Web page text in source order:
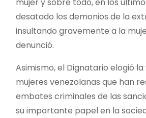
desatado los demonios de la
insultando gravemente a la
denunció.
Asimismo, el Dignatario elogió
mujeres venezolanas que han
embates criminales de las
su importante papel en la